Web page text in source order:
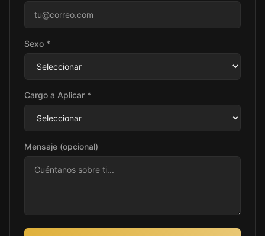
Sexo *
Cargo a Aplicar *
Mensaje (opcional)